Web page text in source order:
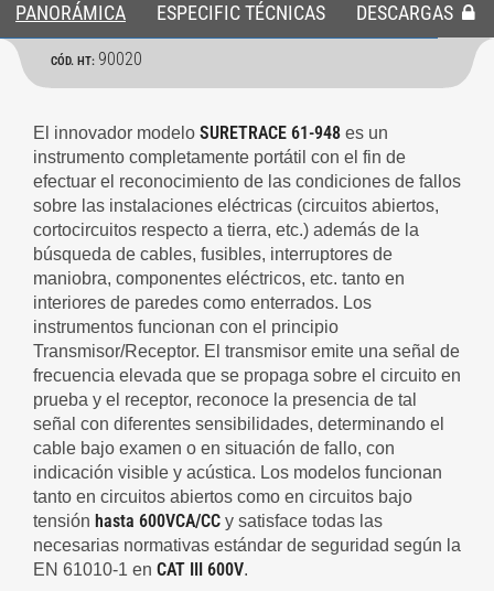
PANORÁMICA ESPECIFIC TÉCNICAS DESCARGAS
CÓD. HT: 90020
El innovador modelo SURETRACE 61-948 es un
instrumento completamente portátil con el fin de
efectuar el reconocimiento de las condiciones de fallos
sobre las instalaciones eléctricas (circuitos abiertos,
cortocircuitos respecto a tierra, etc.) además de la
búsqueda de cables, fusibles, interruptores de
maniobra, componentes eléctricos, etc. tanto en
interiores de paredes como enterrados. Los
instrumentos funcionan con el principio
Transmisor/Receptor. El transmisor emite una señal de
frecuencia elevada que se propaga sobre el circuito en
prueba y el receptor, reconoce la presencia de tal
señal con diferentes sensibilidades, determinando el
cable bajo examen o en situación de fallo, con
indicación visible y acústica. Los modelos funcionan
tanto en circuitos abiertos como en circuitos bajo
tensión hasta 600VCA/CC y satisface todas las
necesarias normativas estándar de seguridad según la
EN 61010-1 en CAT III 600V.